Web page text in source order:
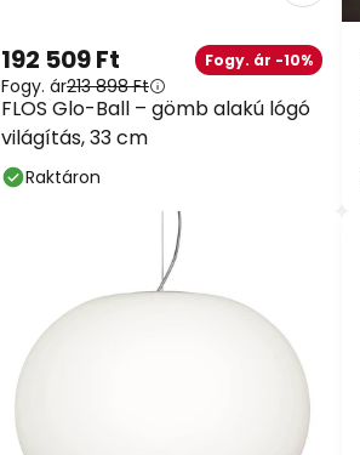
FLOS Glo-Ball – gömb alakú lógó
világítás, 33 cm
192 509 Ft Fogy. ár -10%
Fogy. ár213 898 Ft
Raktáron